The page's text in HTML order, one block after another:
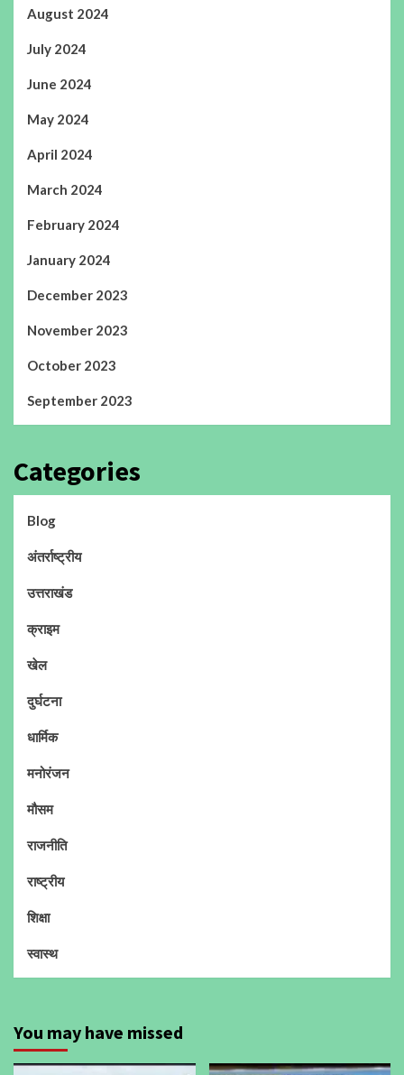
August 2024
July 2024
June 2024
May 2024
April 2024
March 2024
February 2024
January 2024
December 2023
November 2023
October 2023
September 2023
Categories
Blog
अंतर्राष्ट्रीय
उत्तराखंड
क्राइम
खेल
दुर्घटना
धार्मिक
मनोरंजन
मौसम
राजनीति
राष्ट्रीय
शिक्षा
स्वास्थ
You may have missed